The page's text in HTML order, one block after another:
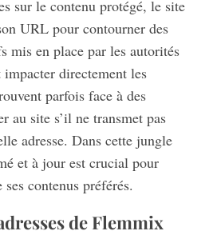
sur le contenu protégé, le site
URL pour contourner des
mis en place par les autorités
impacter directement les
parfois face à des
au site s’il ne transmet pas
adresse. Dans cette jungle
et à jour est crucial pour
contenus préférés.
de Flemmix